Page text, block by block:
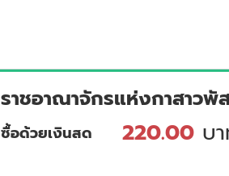
ราชอาณาจักรแห่งกาสาวพั
ซื้อด้วยเงินสด 220.00 บ